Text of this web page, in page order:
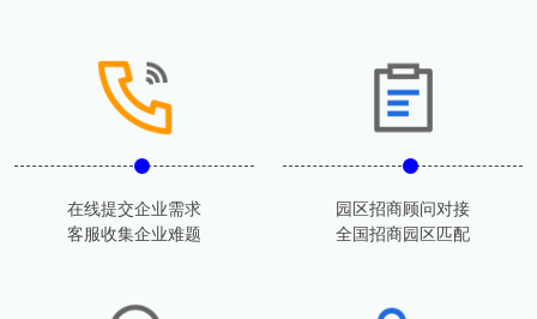
在线提交企业需求
客服收集企业难题
园区招商顾问对接
全国招商园区匹配